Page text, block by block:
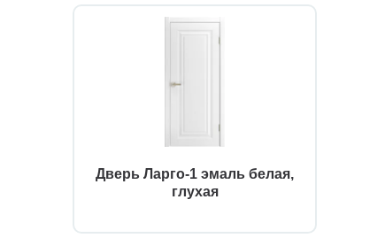
Дверь Ларго-1 эмаль белая,
глухая